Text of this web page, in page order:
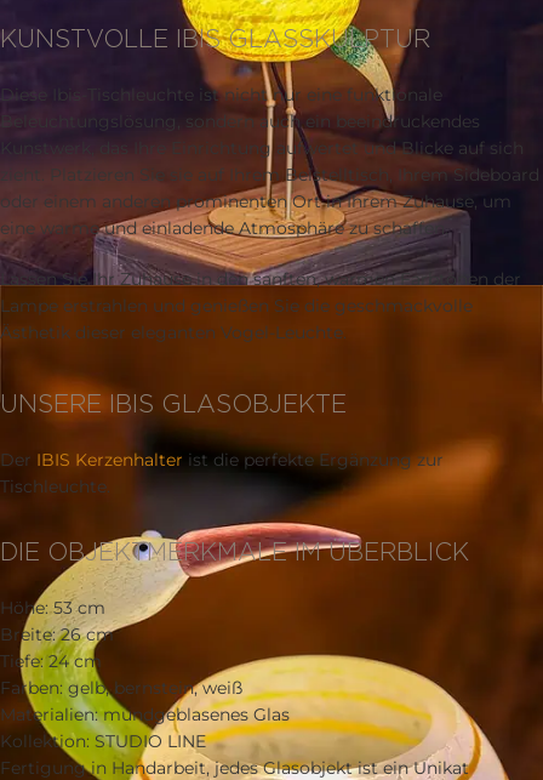
KUNSTVOLLE IBIS GLASSKULPTUR
Diese Ibis-Tischleuchte ist nicht nur eine funktionale
Beleuchtungslösung, sondern auch ein beeindruckendes
Kunstwerk, das Ihre Einrichtung aufwertet und Blicke auf sich
zieht. Platzieren Sie sie auf Ihrem Beistelltisch, Ihrem Sideboard
oder einem anderen prominenten Ort in Ihrem Zuhause, um
eine warme und einladende Atmosphäre zu schaffen.
Lassen Sie Ihr Zuhause in den sanften, warmen Farbtönen der
Lampe erstrahlen und genießen Sie die geschmackvolle
Ästhetik dieser eleganten Vogel-Leuchte.
UNSERE IBIS GLASOBJEKTE
Der IBIS Kerzenhalter ist die perfekte Ergänzung zur
Tischleuchte.
DIE OBJEKTMERKMALE IM ÜBERBLICK
Höhe: 53 cm
Breite: 26 cm
Tiefe: 24 cm
Farben: gelb, bernstein, weiß
Materialien: mundgeblasenes Glas
Kollektion: STUDIO LINE
Fertigung in Handarbeit, jedes Glasobjekt ist ein Unikat